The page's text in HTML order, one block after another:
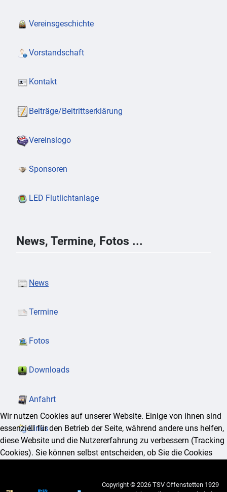
Vereinsgeschichte
Vorstandschaft
Kontakt
Beiträge/Beitrittserklärung
Vereinslogo
Sponsoren
LED Flutlichtanlage
News, Termine, Fotos ...
News
Termine
Fotos
Downloads
Anfahrt
Links
Copyright © 2026 TSV Offenstetten 1929
Wir nutzen Cookies auf unserer Website. Einige von ihnen sind
essenziell für den Betrieb der Seite, während andere uns helfen,
diese Website und die Nutzererfahrung zu verbessern (Tracking
Cookies). Sie können selbst entscheiden, ob Sie die Cookies
Verfügung stehen.